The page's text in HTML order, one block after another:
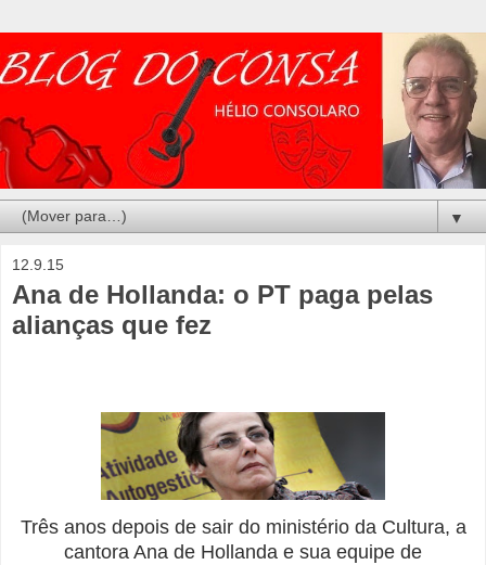
▼
12.9.15
Ana de Hollanda: o PT paga pelas
alianças que fez
Três anos depois de sair do ministério da Cultura, a
cantora Ana de Hollanda e sua equipe de